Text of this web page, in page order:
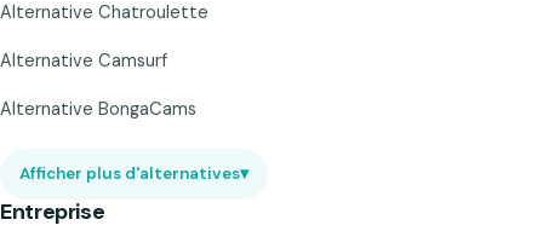
Alternative Chatroulette
Alternative Camsurf
Alternative BongaCams
Afficher plus d'alternatives▾
Entreprise